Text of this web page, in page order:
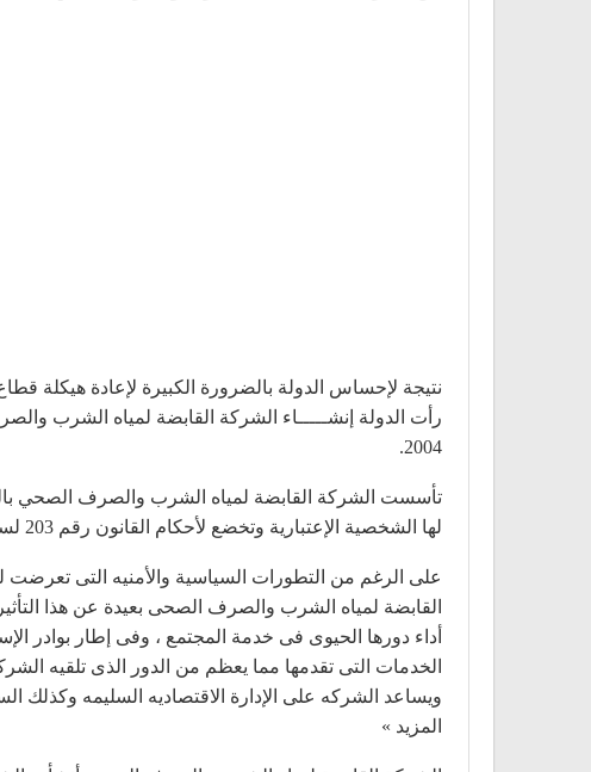
نتيجة لإحساس الدولة بالضرورة الكبيرة لإعادة هيكلة
رأت الدولة إنشـــــاء الشركة القابضة لمياه الشرب
2004.
لها الشخصية الإعتبارية وتخضع لأحكام القانون رقم 203 لسنة 1991 ولائحته التنفيذية.
القابضة لمياه الشرب والصرف الصحى بعيدة عن هذا
أداء دورها الحيوى فى خدمة المجتمع ، وفى إطار بوادر
الخدمات التى تقدمها مما يعظم من الدور الذى تلقيه
ويساعد الشركه على الإدارة الاقتصاديه السليمه وكذلك
المزيد »